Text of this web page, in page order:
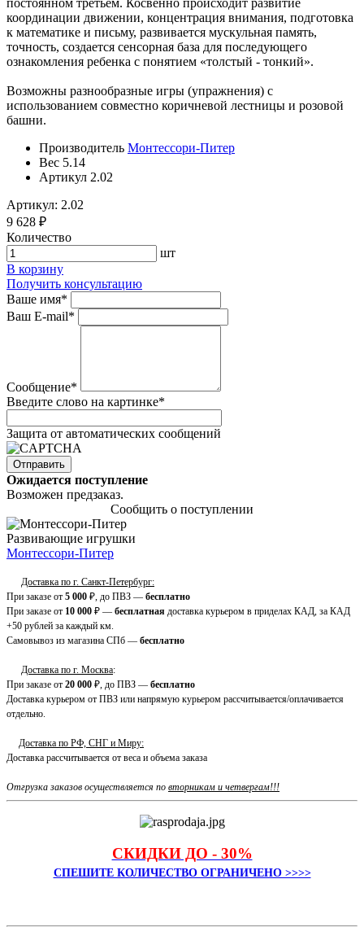
постоянном третьем. Косвенно происходит развитие
координации движении, концентрация внимания, подготовка
к математике и письму, развивается мускульная память,
точность, создается сенсорная база для последующего
ознакомления ребенка с понятием «толстый - тонкий».
Возможны разнообразные игры (упражнения) с
использованием совместно коричневой лестницы и розовой
башни.
Производитель Монтессори-Питер
Вес 5.14
Артикул 2.02
Артикул: 2.02
9 628 ₽
Количество
шт
В корзину
Получить консультацию
Ваше имя*
Ваш E-mail*
Сообщение*
Введите слово на картинке*
Защита от автоматических сообщений
Ожидается поступление
Возможен предзаказ.
Сообщить о поступлении
Развивающие игрушки
Монтессори-Питер
Доставка по г. Санкт-Петербург:
При заказе от 5 000 ₽, до ПВЗ — бесплатно
При заказе от 10 000 ₽ — бесплатная доставка курьером в приделах КАД, за КАД
+50 рублей за каждый км.
Самовывоз из магазина СПб — бесплатно
Доставка по г. Москва:
При заказе от 20 000 ₽, до ПВЗ — бесплатно
Доставка курьером от ПВЗ или напрямую курьером рассчитывается/оплачивается
отдельно.
Доставка по РФ, СНГ и Миру:
Доставка рассчитывается от веса и объема заказа
Отгрузка заказов осуществляется по вторникам и четвергам!!!
СКИДКИ ДО - 30%
СПЕШИТЕ КОЛИЧЕСТВО ОГРАНИЧЕНО >>>>